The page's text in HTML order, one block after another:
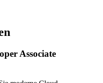
Associate